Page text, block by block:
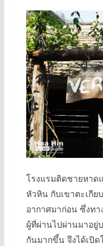
โรงแรมติดชายหาด
หัวหิน กับเขาตะเกีย
อากาศมาก่อน ซึ่งทา
ผู้ที่ผ่านไปผ่านมาอยู่
กันมากขึ้น จึงได้เปิ